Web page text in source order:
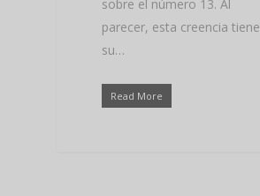
sobre el número 13. Al
parecer, esta creencia tiene
su…
Read More